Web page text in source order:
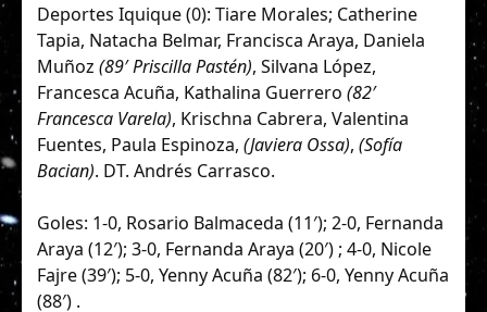
Deportes Iquique (0): Tiare Morales; Catherine
Tapia, Natacha Belmar, Francisca Araya, Daniela
Muñoz (89′ Priscilla Pastén), Silvana López,
Francesca Acuña, Kathalina Guerrero (82′
Francesca Varela), Krischna Cabrera, Valentina
Fuentes, Paula Espinoza, (Javiera Ossa), (Sofía
Bacian). DT. Andrés Carrasco.
Goles: 1-0, Rosario Balmaceda (11′); 2-0, Fernanda
Araya (12′); 3-0, Fernanda Araya (20′) ; 4-0, Nicole
Fajre (39′); 5-0, Yenny Acuña (82′); 6-0, Yenny Acuña
(88′) .